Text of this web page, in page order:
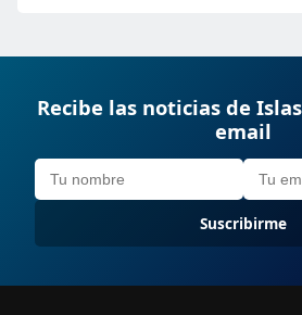
Recibe las noticias de
email
Suscribirme